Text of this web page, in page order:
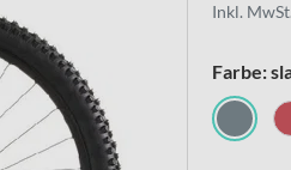
Inkl.
Farbe: